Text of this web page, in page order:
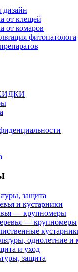
от клещей
от комаров
фитопатолога
защита
и кустарники
— крупномеры
— крупномеры
однолетние и
и уход
защита